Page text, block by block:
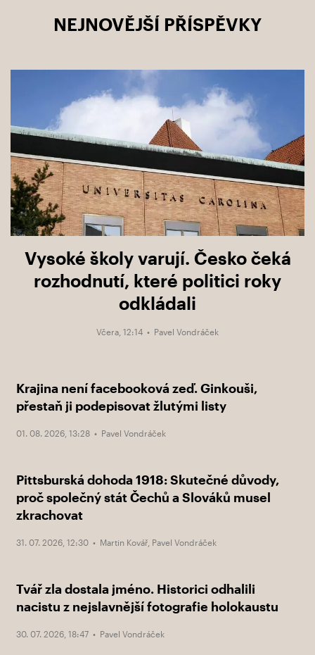
NEJNOVĚJŠÍ PŘÍSPĚVKY
Vysoké školy varují. Česko čeká
rozhodnutí, které politici roky
odkládali
Včera, 12:14 • Pavel Vondráček
Krajina není facebooková zeď. Ginkouši,
přestaň ji podepisovat žlutými listy
01. 08. 2026, 13:28 • Pavel Vondráček
Pittsburská dohoda 1918: Skutečné důvody,
proč společný stát Čechů a Slováků musel
zkrachovat
31. 07. 2026, 12:30 • Martin Kovář Pavel Vondráček
Tvář zla dostala jméno. Historici odhalili
nacistu z nejslavnější fotografie holokaustu
30. 07. 2026, 18:47 • Pavel Vondráček